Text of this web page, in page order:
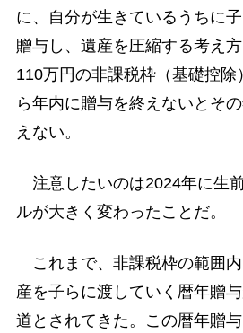
に、自分が生きているうちに
贈与し、遺産を圧縮する考え
110万円の非課税枠（基礎控
ら年内に贈与を終えないとそ
えない。
注意したいのは2024年に生
ルが大きく変わったことだ。
これまで、非課税枠の範囲
産を子らに渡していく暦年贈
道とされてきた。この暦年贈